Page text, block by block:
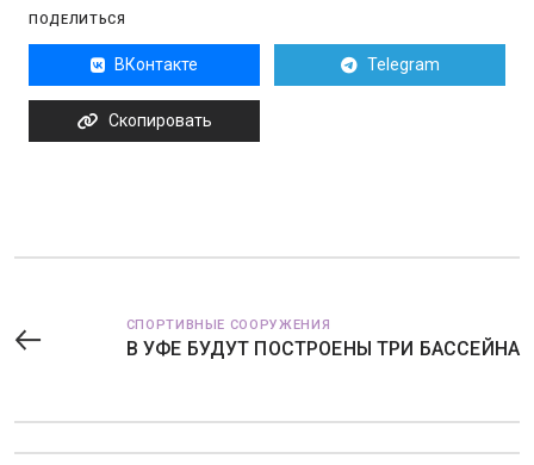
ПОДЕЛИТЬСЯ
ВКонтакте Telegram
Скопировать
СПОРТИВНЫЕ СООРУЖЕНИЯ
В УФЕ БУДУТ ПОСТРОЕНЫ ТРИ БАССЕЙНА